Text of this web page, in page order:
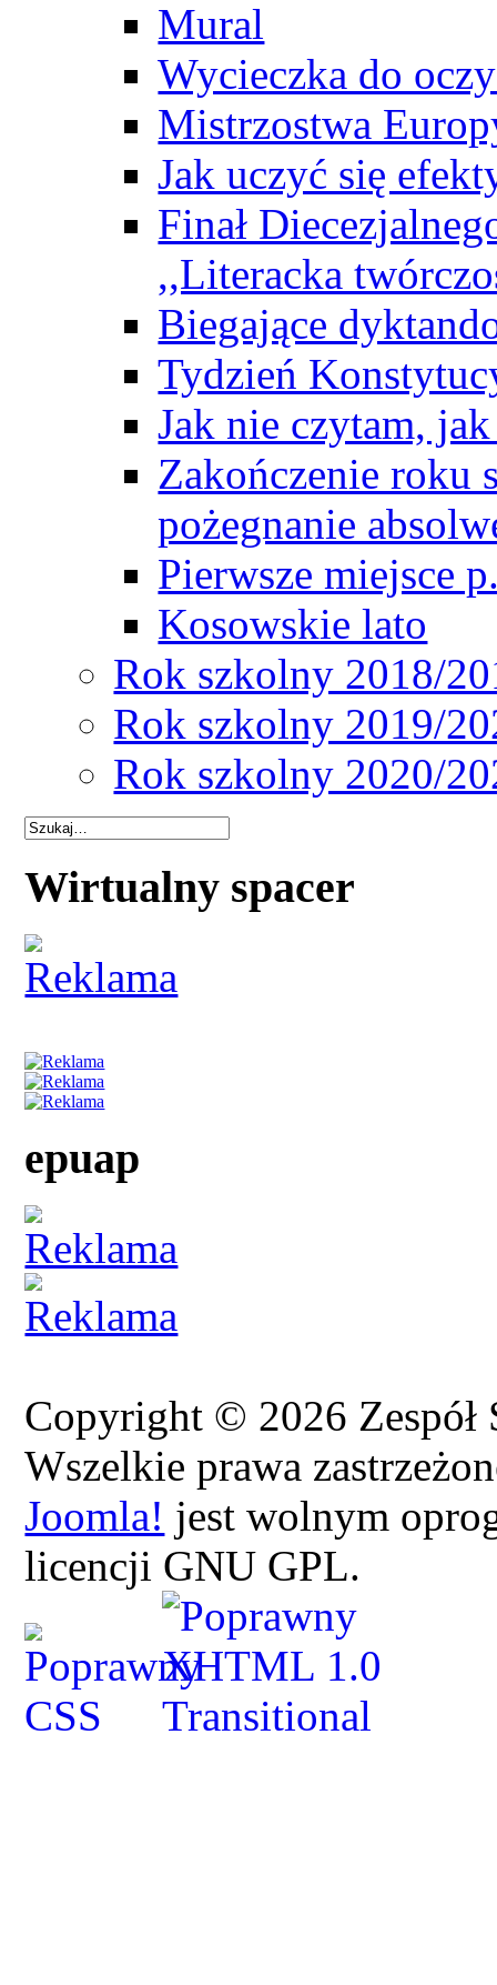
Mural
Wycieczka do
Mistrzostwa
Jak uczyć się
Finał
,,Literacka
Biegające
Tydzień
Jak nie czytam,
Zakończenie roku
pożegnanie
Pierwsze miejsce
Kosowskie lato
Rok szkolny 2018/
Rok szkolny 2019/
Rok szkolny 2020/
Wirtualny spacer
epuap
Copyright © 2026 Zespół
Wszelkie prawa
Joomla! jest wolnym
licencji GNU GPL.